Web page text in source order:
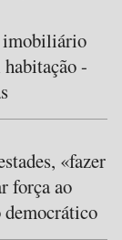
imobiliário
habitação -
«fazer
força ao